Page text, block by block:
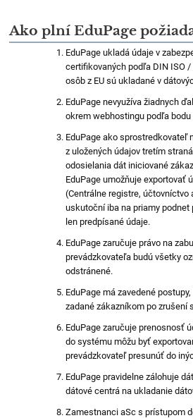
Ako plní EduPage
EduPage ukladá údaje v
certifikovaných podľa DIN ISO /
osôb z EU sú ukladané v
EduPage nevyužíva žiadnych
okrem webhostingu podľa bodu
EduPage ako sprostredkovateľ
z uložených údajov tretím
odosielania dát iniciované
EduPage umožňuje exportovať
(Centrálne registre, účtovníctvo
uskutoční iba na priamy
len predpísané údaje.
EduPage zaručuje právo na
prevádzkovateľa budú všetky
odstránené.
EduPage má zavedené
zadané zákazníkom po zrušení
EduPage zaručuje prenosnosť
do systému môžu byť
prevádzkovateľ presunúť do
EduPage pravidelne zálohuje
dátové centrá na ukladanie
Zamestnanci aSc s prístupom